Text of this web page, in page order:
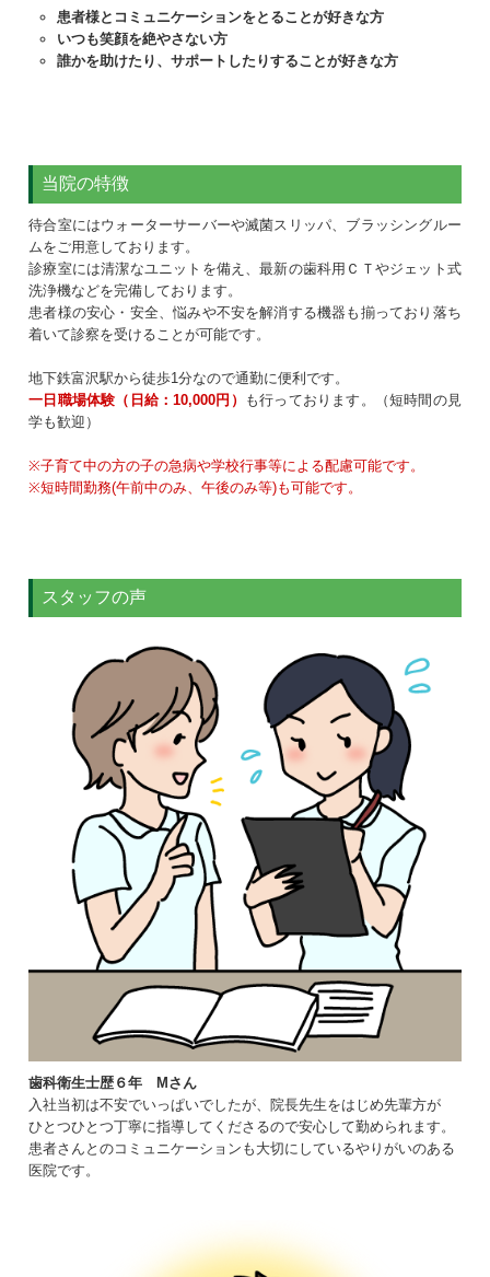
患者様とコミュニケーションをとることが好きな方
いつも笑顔を絶やさない方
誰かを助けたり、サポートしたりすることが好きな方
当院の特徴
待合室にはウォーターサーバーや滅菌スリッパ、ブラッシングルー
ムをご用意しております。
診療室には清潔なユニットを備え、最新の歯科用ＣＴやジェット式
洗浄機などを完備しております。
患者様の安心・安全、悩みや不安を解消する機器も揃っており落ち
着いて診察を受けることが可能です。
地下鉄富沢駅から徒歩1分なので通勤に便利です。
一日職場体験（日給：10,000円）
も行っております。（短時間の見
学も歓迎）
※子育て中の方の子の急病や学校行事等による配慮可能です。
※短時間勤務(午前中のみ、午後のみ等)も可能です。
スタッフの声
歯科衛生士歴６年 Mさん
入社当初は不安でいっぱいでしたが、院長先生をはじめ先輩方が
ひとつひとつ丁寧に指導してくださるので安心して勤められます。
患者さんとのコミュニケーションも大切にしているやりがいのある
医院です。